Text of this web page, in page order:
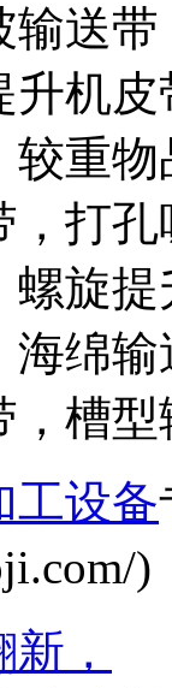
送
升机
较重
，打
螺旋
海绵
，槽
工设备
，